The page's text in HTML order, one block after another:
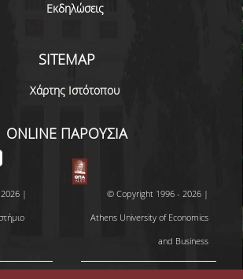
ΔΕΔΟΜΕΝΑ ΠΟΙΟΤΗΤΑΣ
ΠΙΣΤΟΠΟΙΗΣΗ
ΑΠΟ ΠΡΟΠΤΥΧΙΑΚΟΥΣ ΦΟΙΤΗΤΕΣ
ΑΠΟ ΤΕΛΕΙΟΦΟΙΤΟΥΣ
ΕΚΘΕΣΕΙΣ ΕΞΩΤΕΡΙΚΗΣ
Εκδηλώσεις
SITEMAP
Χάρτης Ιστότοπου
ONLINE ΠΑΡΟΥΣΙΑ
|
© Copyright 1996 - 2026 |
Athens University of Economics
and Business